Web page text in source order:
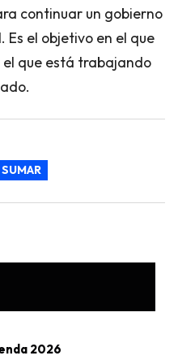
continuar un gobierno
el objetivo en el que
que está trabajando
SUMAR
2026